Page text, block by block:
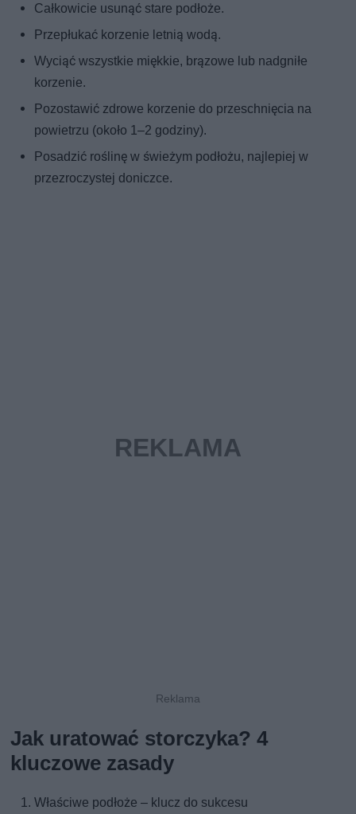
Całkowicie usunąć stare podłoże.
Przepłukać korzenie letnią wodą.
Wyciąć wszystkie miękkie, brązowe lub nadgniłe
korzenie.
Pozostawić zdrowe korzenie do przeschnięcia na
powietrzu (około 1–2 godziny).
Posadzić roślinę w świeżym podłożu, najlepiej w
przezroczystej doniczce.
Jak uratować storczyka? 4
kluczowe zasady
Właściwe podłoże – klucz do sukcesu